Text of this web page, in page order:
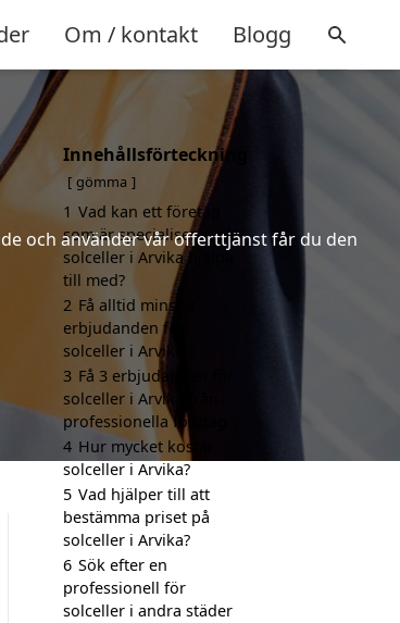
Om / kontakt Blogg
och använder vår offerttjänst får du den
Innehållsförteckning
gömma
1 Vad kan ett företag
som är specialiserat på
solceller i Arvika hjälpa
till med?
2 Få alltid minst 3
erbjudanden för
solceller i Arvika
3 Få 3 erbjudanden för
solceller i Arvika från
professionella företag
4 Hur mycket kostar
solceller i Arvika?
5 Vad hjälper till att
bestämma priset på
solceller i Arvika?
6 Sök efter en
professionell för
solceller i andra städer